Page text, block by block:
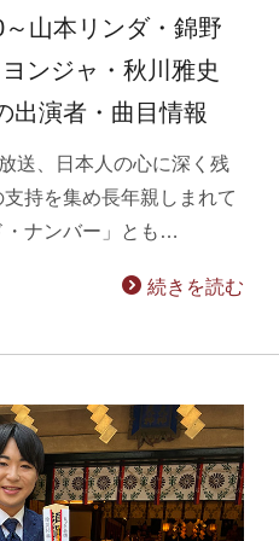
山本リンダ・錦野
ンジャ・秋川雅史
演者・曲目情報
送、日本人の心に深く残
持を集め長年親しまれて
・ナンバー」とも…
続きを読む